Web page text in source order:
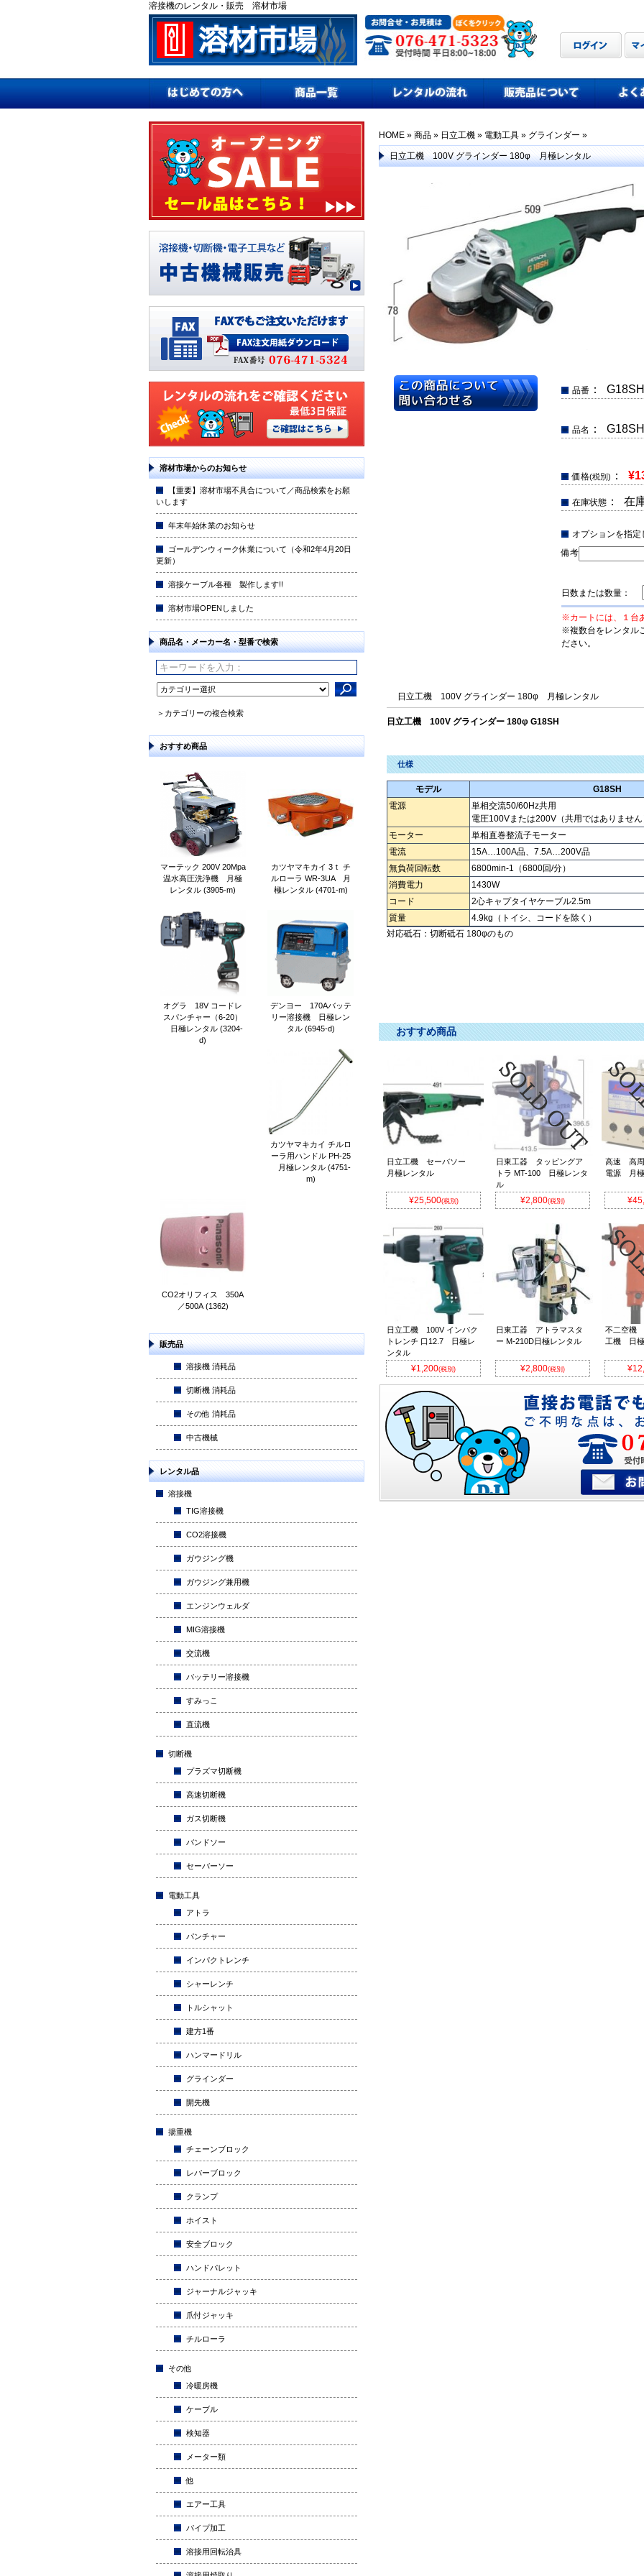
溶接機のレンタル・販売 溶材市場
溶材市場からのお知らせ
【重要】溶材市場不具合について／商品検索をお願
いします
年末年始休業のお知らせ
ゴールデンウィーク休業について（令和2年4月20日
更新）
溶接ケーブル各種 製作します!!
溶材市場OPENしました
商品名・メーカー名・型番で検索
＞カテゴリーの複合検索
おすすめ商品
マーテック 200V 20Mpa
温水高圧洗浄機 月極
レンタル (3905-m)
カツヤマキカイ 3ｔ チ
ルローラ WR-3UA 月
極レンタル (4701-m)
オグラ 18V コードレ
スパンチャー（6-20）
日極レンタル (3204-
d)
デンヨー 170Aバッテ
リー溶接機 日極レン
タル (6945-d)
カツヤマキカイ チルロ
ーラ用ハンドル PH-25
月極レンタル (4751-
m)
CO2オリフィス 350A
／500A (1362)
販売品
溶接機 消耗品
切断機 消耗品
その他 消耗品
中古機械
レンタル品
溶接機
TIG溶接機
CO2溶接機
ガウジング機
ガウジング兼用機
エンジンウェルダ
MIG溶接機
交流機
バッテリー溶接機
すみっこ
直流機
切断機
プラズマ切断機
高速切断機
ガス切断機
バンドソー
セーバーソー
電動工具
アトラ
パンチャー
インパクトレンチ
シャーレンチ
トルシャット
建方1番
ハンマードリル
グラインダー
開先機
揚重機
チェーンブロック
レバーブロック
クランプ
ホイスト
安全ブロック
ハンドパレット
ジャーナルジャッキ
爪付ジャッキ
チルローラ
その他
冷暖房機
ケーブル
検知器
メーター類
他
エアー工具
パイプ加工
溶接用回転治具
HOME » 商品 » 日立工機 » 電動工具 » グラインダー »
日立工機 100V グラインダー 180φ 月極レンタル
品番：
品名 ：
価格(税別) ：
在庫状態： 在
オプションを指
備考
日数または数量：
※カートには、１台
※複数台をレンタル
ださい。
日立工機 100V グラインダー 180φ 月極レンタル
日立工機 100V グラインダー 180φ G18SH
仕様
モデル
G18SH
電源
単相交流50/60Hz共用
電圧100Vまたは200V（共用ではありませ
モーター
単相直巻整流子モーター
電流
15A…100A品、7.5A…200V品
無負荷回転数
6800min-1（6800回/分）
消費電力
1430W
コード
2心キャプタイヤケーブル2.5m
質量
4.9kg（トイシ、コードを除く）
対応砥石：切断砥石 180φのもの
おすすめ商品
日立工機 セーバソー
月極レンタル
¥25,500(税別)
日東工器 タッピングア
トラ MT-100 日極レンタ
ル
¥2,800(税別)
高速 高周
電源 月
日立工機 100V インパク
トレンチ 口12.7 日極レ
ンタル
¥1,200(税別)
日東工器 アトラマスタ
ー M-210D日極レンタル
¥2,800(税別)
不二空機
工機 日